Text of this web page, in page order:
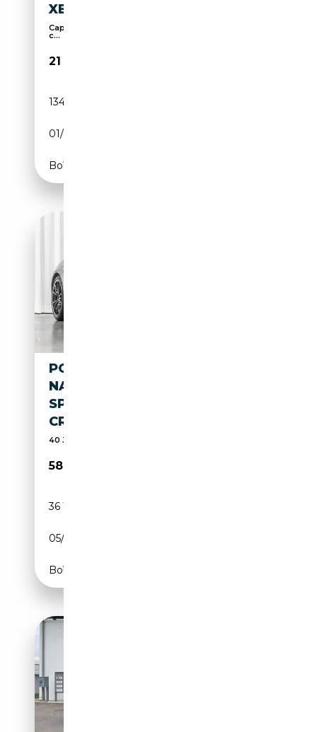
XENON
Capteurs d'aide au stationnement arrière, Airbag
c...
21 999€
134 408 km
01/2012
Boîte automatique
PORSCHE 718 BOXSTER
NACHTBLAUW
SPORTUITLAAT PDK CAMERA
CRUISE CONTROL CARPLAY
40 Jaar Ervaring | Eigen Werkplaats & Onderhoud
58 990€
36 154 km
05/2019
Boîte automatique